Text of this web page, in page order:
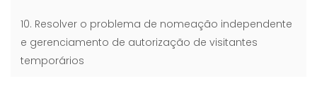
10. Resolver o problema de nomeação independente
e gerenciamento de autorização de visitantes
temporários